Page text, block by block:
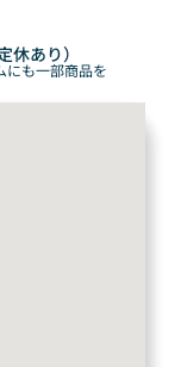
あり）
にも一部商品を